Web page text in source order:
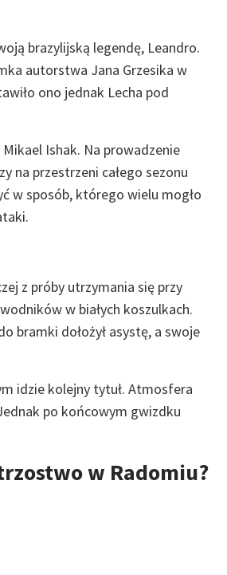
brazylijską legendę, Leandro.
autorstwa Jana Grzesika w
ono jednak Lecha pod
Ishak. Na prowadzenie
na przestrzeni całego sezonu
w sposób, którego wielu mogło
z próby utrzymania się przy
w białych koszulkach.
bramki dołożył asystę, a swoje
idzie kolejny tytuł. Atmosfera
po końcowym gwizdku
w Radomiu?